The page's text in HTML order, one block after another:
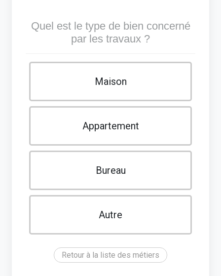
Quel est le type de bien concerné
par les travaux ?
Maison
Appartement
Bureau
Autre
Retour à la liste des métiers